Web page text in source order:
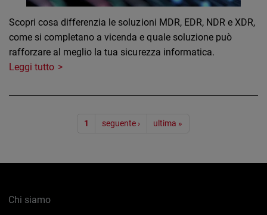
Scopri cosa differenzia le soluzioni MDR, EDR, NDR e XDR,
come si completano a vicenda e quale soluzione può
rafforzare al meglio la tua sicurezza informatica.
Leggi tutto
Paginazione1 seguente › ultima »
Chi siamo